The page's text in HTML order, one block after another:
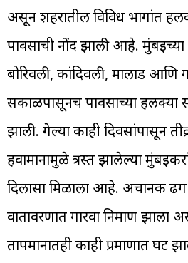
असून शहरातील विविध भागांत
पावसाची नोंद झाली आहे.
बोरिवली, कांदिवली, मालाड आणि
सकाळपासूनच पावसाच्या हलक्या
झाली. गेल्या काही दिवसांपासून
हवामानामुळे त्रस्त झालेल्या
दिलासा मिळाला आहे. अचानक
वातावरणात गारवा निर्माण झाला
तापमानातही काही प्रमाणात घट